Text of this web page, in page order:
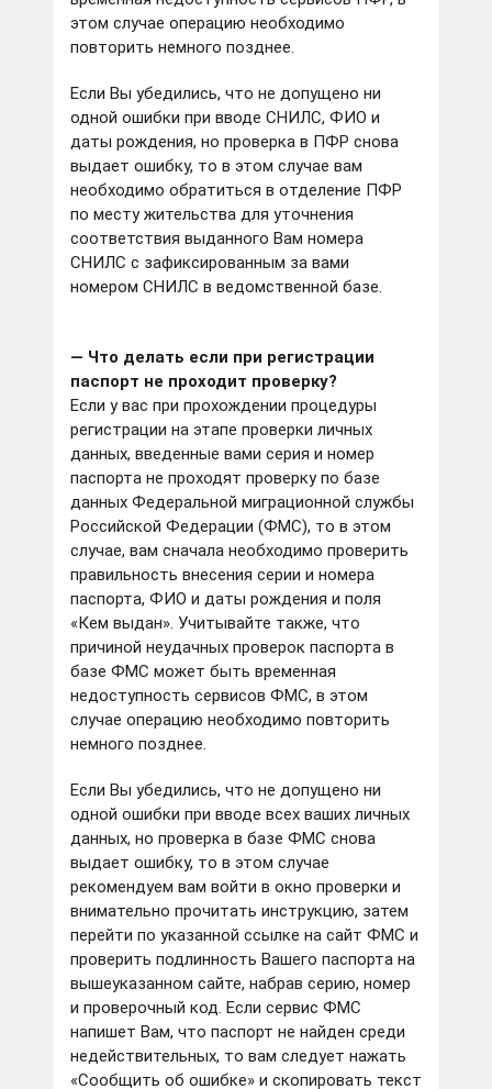
этом случае операцию необходимо
повторить немного позднее.
Если Вы убедились, что не допущено ни
одной ошибки при вводе СНИЛС, ФИО и
даты рождения, но проверка в ПФР снова
выдает ошибку, то в этом случае вам
необходимо обратиться в отделение ПФР
по месту жительства для уточнения
соответствия выданного Вам номера
СНИЛС с зафиксированным за вами
номером СНИЛС в ведомственной базе.
— Что делать если при регистрации
паспорт не проходит проверку?
Если у вас при прохождении процедуры
регистрации на этапе проверки личных
данных, введенные вами серия и номер
паспорта не проходят проверку по базе
данных Федеральной миграционной службы
Российской Федерации (ФМС), то в этом
случае, вам сначала необходимо проверить
правильность внесения серии и номера
паспорта, ФИО и даты рождения и поля
«Кем выдан». Учитывайте также, что
причиной неудачных проверок паспорта в
базе ФМС может быть временная
недоступность сервисов ФМС, в этом
случае операцию необходимо повторить
немного позднее.
Если Вы убедились, что не допущено ни
одной ошибки при вводе всех ваших личных
данных, но проверка в базе ФМС снова
выдает ошибку, то в этом случае
рекомендуем вам войти в окно проверки и
внимательно прочитать инструкцию, затем
перейти по указанной ссылке на сайт ФМС и
проверить подлинность Вашего паспорта на
вышеуказанном сайте, набрав серию, номер
и проверочный код. Если сервис ФМС
напишет Вам, что паспорт не найден среди
недействительных, то вам следует нажать
«Сообщить об ошибке» и скопировать текст